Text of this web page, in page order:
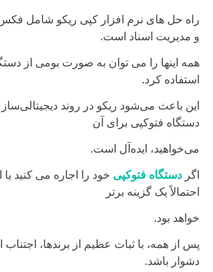
راه حل های نرم افزار کپی ریکو شامل
و مدیریت اسناد است.
همه اینها را می توان به صورت بومی از
استفاده کرد.
این باعث می‌شود ریکو در روند
دستگاه فتوکپی برای آن
می‌خواهید، ایده‌آل است.
اگردستگاه فتوکپی خود را اجاره می کنید یا
احتمالاً یک گزینه برتر
خواهد بود.
پس از همه، با ثبات عظیم از برندها، اجتناب
دشوار باشد.